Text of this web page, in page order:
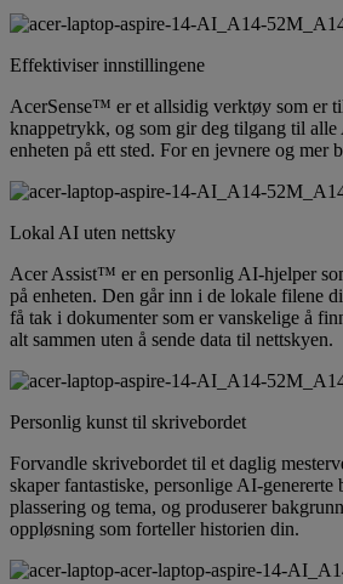
Effektiviser innstillingene
AcerSense™ er et allsidig verktøy som er
knappetrykk, og som gir deg tilgang til alle
enheten på ett sted. For en jevnere og mer
Lokal AI uten nettsky
Acer Assist™ er en personlig AI-hjelper
på enheten. Den går inn i de lokale filene
få tak i dokumenter som er vanskelige å
alt sammen uten å sende data til nettskyen.
Personlig kunst til skrivebordet
Forvandle skrivebordet til et daglig
skaper fantastiske, personlige AI-genererte
plassering og tema, og produserer
oppløsning som forteller historien din.